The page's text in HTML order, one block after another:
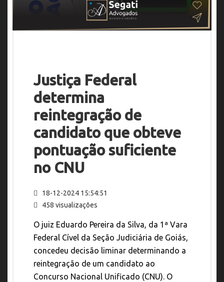
Justiça Federal
determina
reintegração de
candidato que obteve
pontuação suficiente
no CNU
18-12-2024 15:54:51
458 visualizações
O juiz Eduardo Pereira da Silva, da 1ª Vara
Federal Cível da Seção Judiciária de Goiás,
concedeu decisão liminar determinando a
reintegração de um candidato ao
Concurso Nacional Unificado (CNU). O